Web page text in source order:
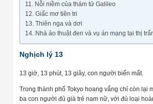
Nỗi niềm của thám tử Galileo
Giấc mơ tiên tri
Thiên nga và dơi
Nhà ảo thuật đen và vụ án mạng tại thị
Nghịch lý 13
13 giờ, 13 phút, 13 giây, con người biến mất.
Trong thành phố Tokyo hoang vắng chỉ còn lại
ba con người đủ già trẻ nam nữ, với đủ loại